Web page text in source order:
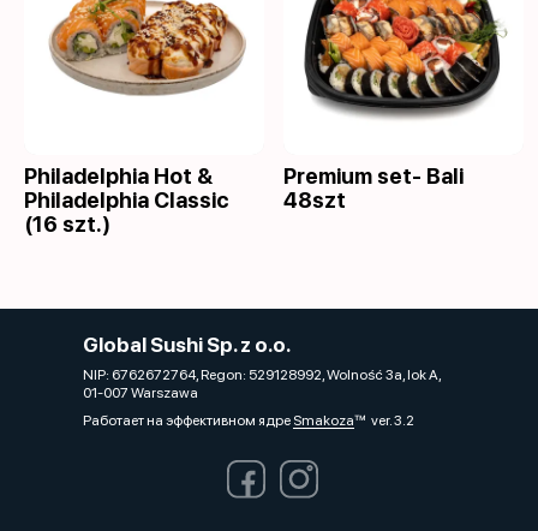
Philadelphia Hot &
Philadelphia Classic
(16 szt.)
Premium set- Bali
48szt
Global Sushi Sp. z o.o.
NIP: 6762672764, Regon: 529128992, Wolność 3a, lok A,
01-007 Warszawa
Работает на эффективном ядре Smakozaver. 3.2